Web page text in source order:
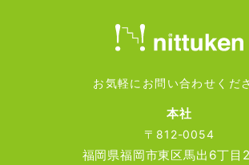
当社は、お客様の個人情報については適
■個人情報の変更・取り消し
お客様にご提供いただきました個人情報
正・削除の希望があった場合、お客様本
あるあることが確認できた場合に限り、
お気軽にお問い合わせくだ
本社
〒812-0054
福岡県福岡市東区馬出6丁目